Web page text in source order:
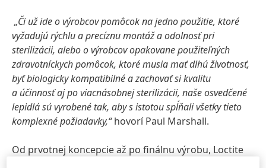
„Či už ide o výrobcov pomôcok na jedno použitie, ktoré
vyžadujú rýchlu a precíznu montáž a odolnosť pri
sterilizácii, alebo o výrobcov opakovane použiteľných
zdravotníckych pomôcok, ktoré musia mať dlhú životnosť,
byť biologicky kompatibilné a zachovať si kvalitu
a účinnosť aj po viacnásobnej sterilizácii, naše osvedčené
lepidlá sú vyrobené tak, aby s istotou spĺňali všetky tieto
komplexné požiadavky,“hovorí Paul Marshall.
Od prvotnej koncepcie až po finálnu výrobu, Loctite